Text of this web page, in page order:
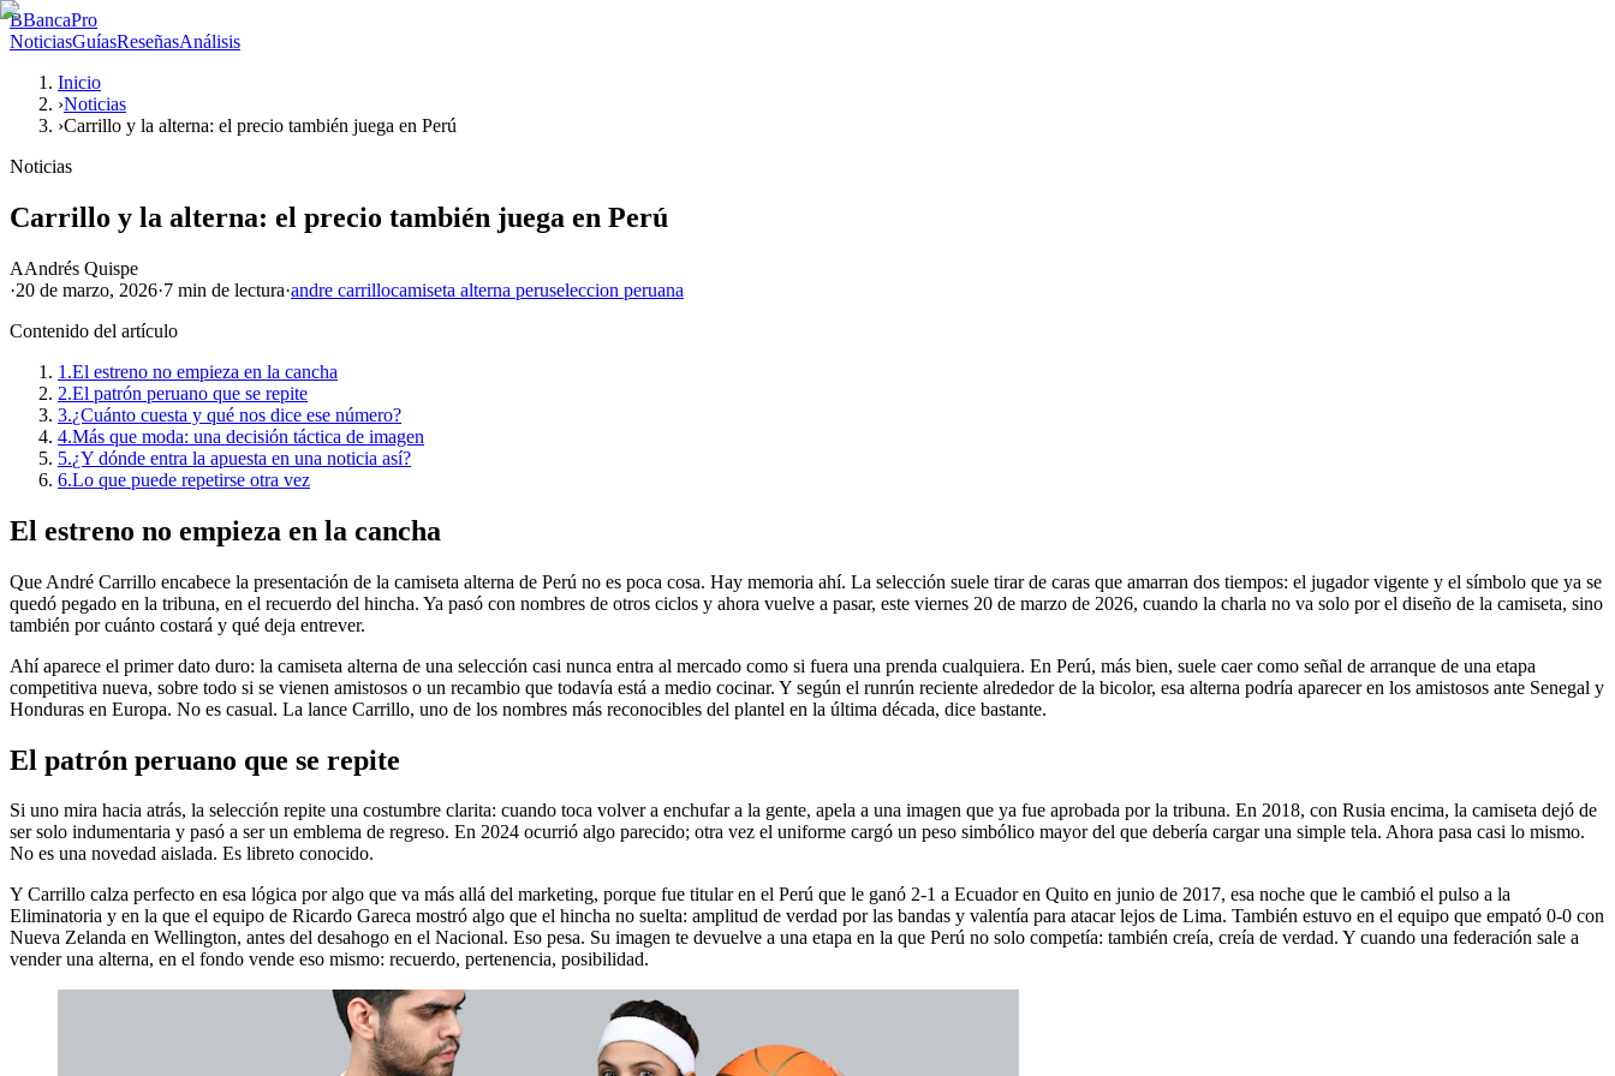
BBancaPro
NoticiasGuíasReseñasAnálisis
Inicio
›Noticias
›Carrillo y la alterna: el precio también juega en Perú
Noticias
Carrillo y la alterna: el precio también juega en Perú
AAndrés Quispe
·20 de marzo, 2026·7 min de lectura·andre carrillocamiseta alterna peruseleccion peruana
Contenido del artículo
1.El estreno no empieza en la cancha
2.El patrón peruano que se repite
3.¿Cuánto cuesta y qué nos dice ese número?
4.Más que moda: una decisión táctica de imagen
5.¿Y dónde entra la apuesta en una noticia así?
6.Lo que puede repetirse otra vez
El estreno no empieza en la cancha
Que André Carrillo encabece la presentación de la camiseta alterna de Perú no es poca cosa. Hay memoria ahí. La selección suele tirar de caras que amarran dos tiempos: el jugador vigente y el símbolo que ya se
quedó pegado en la tribuna, en el recuerdo del hincha. Ya pasó con nombres de otros ciclos y ahora vuelve a pasar, este viernes 20 de marzo de 2026, cuando la charla no va solo por el diseño de la camiseta, sino
también por cuánto costará y qué deja entrever.
Ahí aparece el primer dato duro: la camiseta alterna de una selección casi nunca entra al mercado como si fuera una prenda cualquiera. En Perú, más bien, suele caer como señal de arranque de una etapa
competitiva nueva, sobre todo si se vienen amistosos o un recambio que todavía está a medio cocinar. Y según el runrún reciente alrededor de la bicolor, esa alterna podría aparecer en los amistosos ante Senegal y
Honduras en Europa. No es casual. La lance Carrillo, uno de los nombres más reconocibles del plantel en la última década, dice bastante.
El patrón peruano que se repite
Si uno mira hacia atrás, la selección repite una costumbre clarita: cuando toca volver a enchufar a la gente, apela a una imagen que ya fue aprobada por la tribuna. En 2018, con Rusia encima, la camiseta dejó de
ser solo indumentaria y pasó a ser un emblema de regreso. En 2024 ocurrió algo parecido; otra vez el uniforme cargó un peso simbólico mayor del que debería cargar una simple tela. Ahora pasa casi lo mismo.
No es una novedad aislada. Es libreto conocido.
Y Carrillo calza perfecto en esa lógica por algo que va más allá del marketing, porque fue titular en el Perú que le ganó 2-1 a Ecuador en Quito en junio de 2017, esa noche que le cambió el pulso a la
Eliminatoria y en la que el equipo de Ricardo Gareca mostró algo que el hincha no suelta: amplitud de verdad por las bandas y valentía para atacar lejos de Lima. También estuvo en el equipo que empató 0-0 con
Nueva Zelanda en Wellington, antes del desahogo en el Nacional. Eso pesa. Su imagen te devuelve a una etapa en la que Perú no solo competía: también creía, creía de verdad. Y cuando una federación sale a
vender una alterna, en el fondo vende eso mismo: recuerdo, pertenencia, posibilidad.